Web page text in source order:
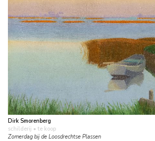
Dirk Smorenberg
schilderij • te koop
Zomerdag bij de Loosdrechtse Plassen